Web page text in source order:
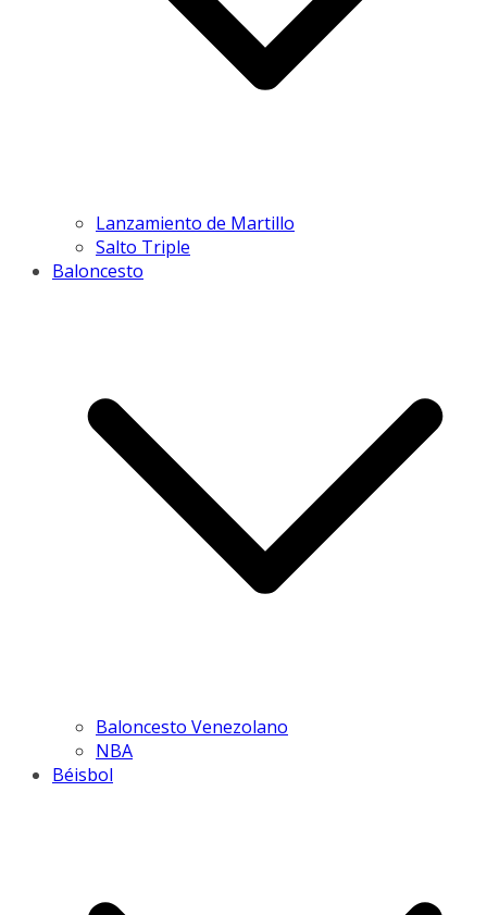
Lanzamiento de Martillo
Salto Triple
Baloncesto
Baloncesto Venezolano
NBA
Béisbol